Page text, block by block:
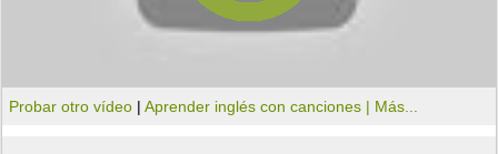
Probar otro vídeo |Aprender inglés con canciones | Más...